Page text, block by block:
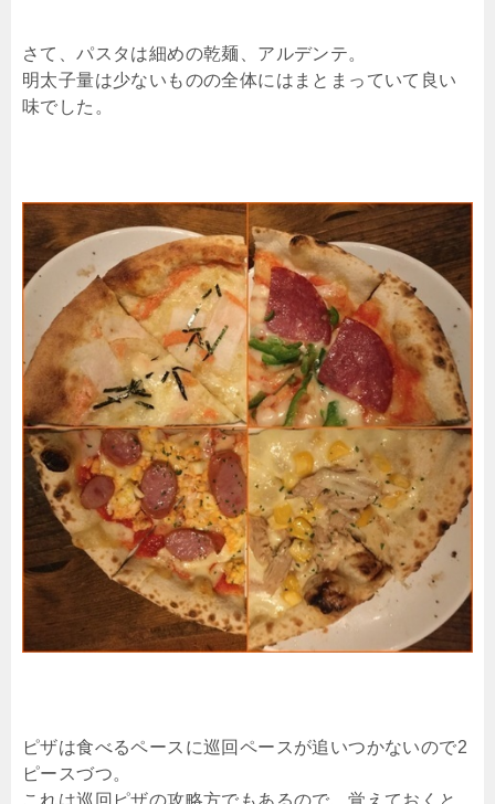
さて、パスタは細めの乾麺、アルデンテ。
明太子量は少ないものの全体にはまとまっていて良い
味でした。
ピザは食べるペースに巡回ペースが追いつかないので2
ピースづつ。
これは巡回ピザの攻略方でもあるので、覚えておくと